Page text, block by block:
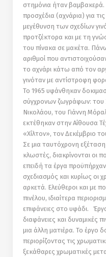
στημόνια ήταν
προσχέδια (αχνάρια) για
µεγέθυνση των σχεδίων
προτζέκτορα και µε τη
του πίνακα σε µακέτα.
αριθµοί που
το αχνάρι κάτω από τον
γινόταν µε αντίστροφη
To 1965 υφάνθηκαν
σύγχρονων ζωγράφων: του
Νικολάου, του Γιάννη
εκτέθηκαν στην Αίθουσα
«Χίλτον», τον Δεκέµβριο
Σε µια ταυτόχρονη
κλωστές, διακρίνονται οι
επειδή τα έργα
σχεδιασµός και κυρίως οι
αρκετά. Ελεύθεροι και µε
πινέλου, ιδιαίτερα
επιφάνειες στο υφάδι.
διαφάνειες και δυναµικές
µια άλλη µατιέρα. Το έργο
περιορίζοντας τις
ξεκάθαρες χρωµατικές